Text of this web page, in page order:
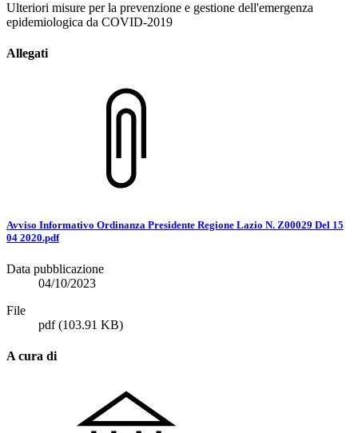
Ulteriori misure per la prevenzione e gestione dell'emergenza
epidemiologica da COVID-2019
Allegati
Avviso Informativo Ordinanza Presidente Regione Lazio N. Z00029 Del 15
04 2020.pdf
Data pubblicazione
04/10/2023
File
pdf(103.91 KB)
A cura di